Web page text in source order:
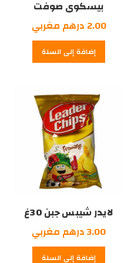
بيسكوي صوفت
2.00 درهم مغربي
إضافة إلى السلة
لايدر شيبس جبن 30غ
3.00درهم مغربي
إضافة إلى السلة